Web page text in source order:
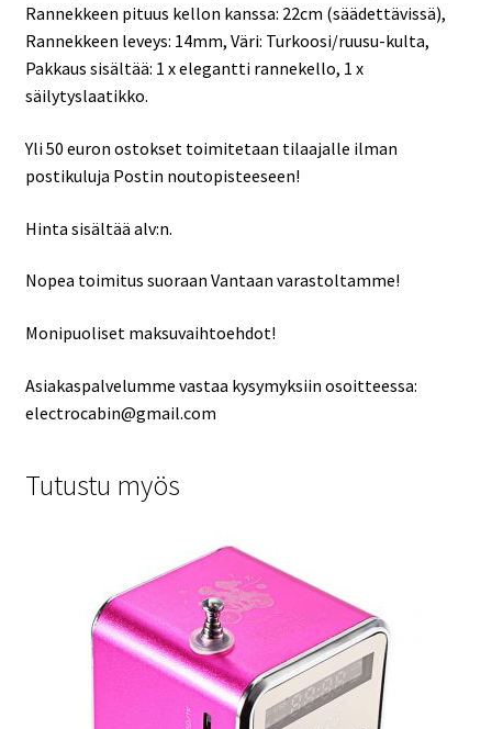
Rannekkeen pituus kellon kanssa: 22cm (säädettävissä),
Rannekkeen leveys: 14mm, Väri: Turkoosi/ruusu-kulta,
Pakkaus sisältää: 1 x elegantti rannekello, 1 x
säilytyslaatikko.
Yli 50 euron ostokset toimitetaan tilaajalle ilman
postikuluja Postin noutopisteeseen!
Hinta sisältää alv:n.
Nopea toimitus suoraan Vantaan varastoltamme!
Monipuoliset maksuvaihtoehdot!
Asiakaspalvelumme vastaa kysymyksiin osoitteessa:
electrocabin@gmail.com
Tutustu myös